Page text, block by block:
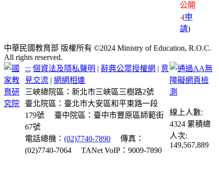
公開
-(申
請)
中華民國教育部 版權所有 ©2024 Ministry of Education, R.O.C.
All rights reserved.
::: 個資法及隱私聲明 | 辭典公眾授權網 | 意
見交流 |網網相連
三峽總院區：新北市三峽區三樹路2號
臺北院區：臺北市大安區和平東路一段
179號
臺中院區：臺中市豐原區師範街
67號
電話總機：(02)7740-7890
傳真：
(02)7740-7064
TANet VoIP：9009-7890
線上人數:
4324 累積總
人次:
149,567,889